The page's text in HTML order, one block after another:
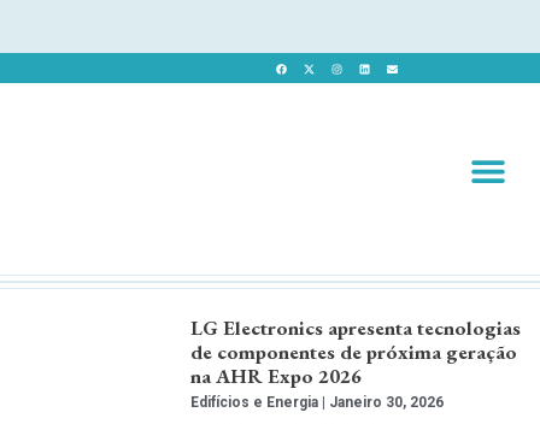
LG Electronics apresenta tecnologias
de componentes de próxima geração
na AHR Expo 2026
Edifícios e Energia Janeiro 30, 2026